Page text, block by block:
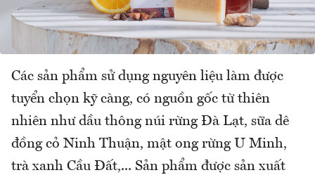
Các sản phẩm sử dụng nguyên liệu làm được
tuyển chọn kỹ càng, có nguồn gốc từ thiên
nhiên như dầu thông núi rừng Đà Lạt, sữa dê
đồng cỏ Ninh Thuận, mật ong rừng U Minh,
trà xanh Cầu Đất,... Sản phẩm được sản xuất